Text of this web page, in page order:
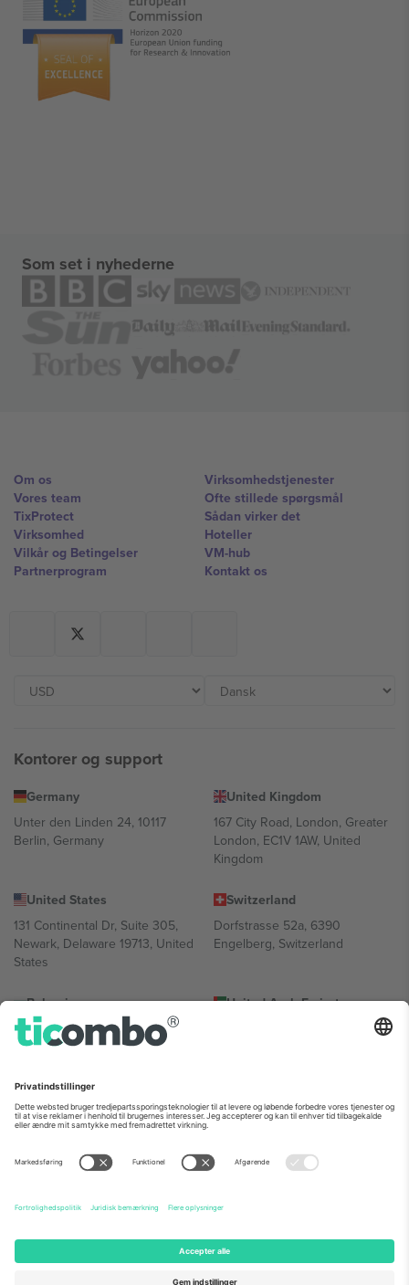
Som set i nyhederne
Om os
Vores team
TixProtect
Virksomhed
Vilkår og Betingelser
Partnerprogram
Virksomhedstjenester
Ofte stillede spørgsmål
Sådan virker det
Hoteller
VM-hub
Kontakt os
Kontorer og support
Germany
Unter den Linden 24, 10117
Berlin, Germany
United Kingdom
167 City Road, London, Greater
London, EC1V 1AW, United
Kingdom
United States
131 Continental Dr, Suite 305,
Newark, Delaware 19713, United
States
Switzerland
Dorfstrasse 52a, 6390
Engelberg, Switzerland
Bulgaria
Regus Sofia City West, bul
Totleben 53-55, 1606 Sofia,
United Arab Emirates
UAE Dubai Silicon Oasis, DDP
Mexico
Av Chapultepec 360, Roma
Norte, Cuauhtémoc, 06700
Ciudad de México, CDMX,
sted, begivenhed og/eller domæne. For detaljer se den specifikke
begivenhedsside, tryk og vilkår.,Virksomhed
Ticombo. Alle rettigheder forbeholdes.